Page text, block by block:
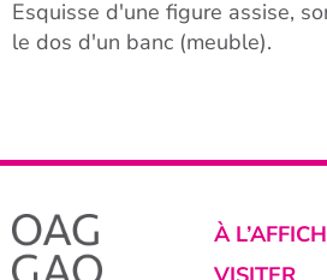
Esquisse d'une figure assise,
le dos d'un banc (meuble).
À